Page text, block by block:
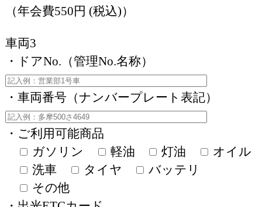
（年会費550円 (税込)）
車両3
・ドアNo.（管理No.名称）
・車両番号（ナンバープレート表記）
・ご利用可能商品
ガソリン
軽油 灯油
オイル
洗車
タイヤ
バッテリ
その他